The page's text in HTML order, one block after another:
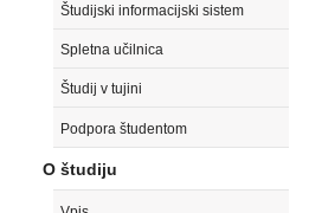
Študijski informacijski sistem
Spletna učilnica
Študij v tujini
Podpora študentom
O študiju